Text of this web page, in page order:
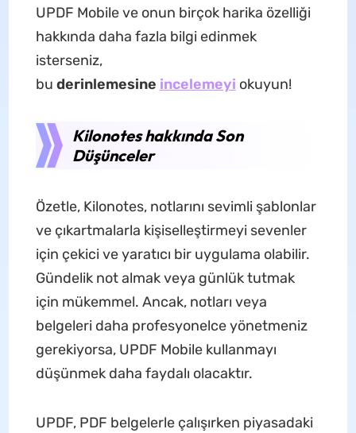
UPDF Mobile ve onun birçok harika özelliği
hakkında daha fazla bilgi edinmek
isterseniz,
bu derinlemesine incelemeyi okuyun!
Kilonotes hakkında Son
Düşünceler
Özetle, Kilonotes, notlarını sevimli şablonlar
ve çıkartmalarla kişiselleştirmeyi sevenler
için çekici ve yaratıcı bir uygulama olabilir.
Gündelik not almak veya günlük tutmak
için mükemmel. Ancak, notları veya
belgeleri daha profesyonelce yönetmeniz
gerekiyorsa, UPDF Mobile kullanmayı
düşünmek daha faydalı olacaktır.
UPDF, PDF belgelerle çalışırken piyasadaki